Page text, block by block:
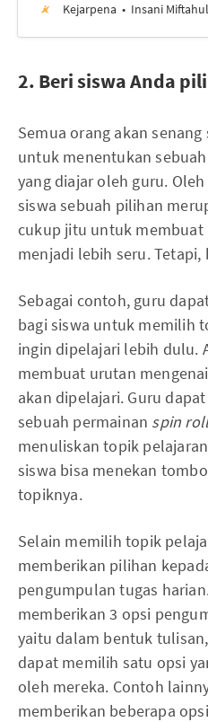
Kejarpena
Insani
2. Beri siswa Anda
Semua orang akan
untuk menentukan
yang diajar oleh guru.
siswa sebuah pilihan
cukup jitu untuk membuat
menjadi lebih seru. Tetapi,
Sebagai contoh, guru
bagi siswa untuk memilih
ingin dipelajari lebih dulu.
membuat urutan
akan dipelajari. Guru
sebuah permainan spin
menuliskan topik
siswa bisa menekan
topiknya.
Selain memilih topik
memberikan pilihan
pengumpulan tugas
memberikan 3 opsi
yaitu dalam bentuk
dapat memilih satu opsi
oleh mereka. Contoh
memberikan beberapa